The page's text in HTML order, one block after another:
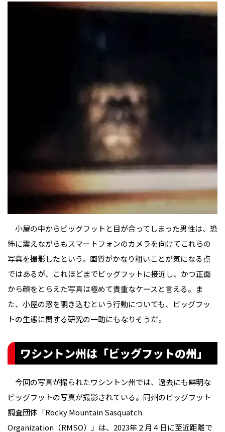
小屋の中からビッグフットと目が合ってしまった男性は、恐
怖に震えながらもスマートフォンのカメラを向けてこれらの
写真を撮影したという。画質がかなり粗いことが気になる点
ではあるが、これほどまでビッグフットに接近し、かつ正面
から顔をとらえた写真は極めて貴重なケースと言える。ま
た、小屋の窓を覗き込むという行動についても、ビッグフッ
トの生態に関する研究の一助にもなりそうだ。
ワシントン州は「ビッグフットの州」
今回の写真が撮られたワシントン州では、過去にも鮮明な
ビッグフットの写真が撮影されている。同州のビッグフット
調査団体「Rocky Mountain Sasquatch
Organization（RMSO）」は、2023年２月４日に至近距離で